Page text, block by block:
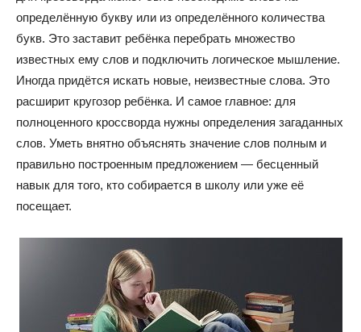
определённую букву или из определённого количества
букв. Это заставит ребёнка перебрать множество
известных ему слов и подключить логическое мышление.
Иногда придётся искать новые, неизвестные слова. Это
расширит кругозор ребёнка. И самое главное: для
полноценного кроссворда нужны определения загаданных
слов. Уметь внятно объяснять значение слов полным и
правильно построенным предложением — бесценный
навык для того, кто собирается в школу или уже её
посещает.